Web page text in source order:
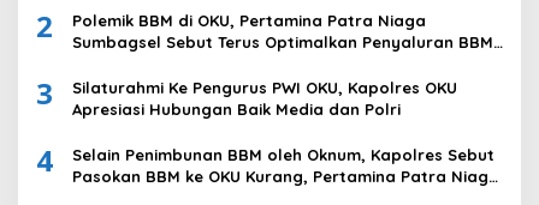
2
Polemik BBM di OKU, Pertamina Patra Niaga
Sumbagsel Sebut Terus Optimalkan Penyaluran BBM
Komering Ulu
3
Silaturahmi Ke Pengurus PWI OKU, Kapolres OKU
Apresiasi Hubungan Baik Media dan Polri
4
Selain Penimbunan BBM oleh Oknum, Kapolres Sebut
Pasokan BBM ke OKU Kurang, Pertamina Patra Niaga